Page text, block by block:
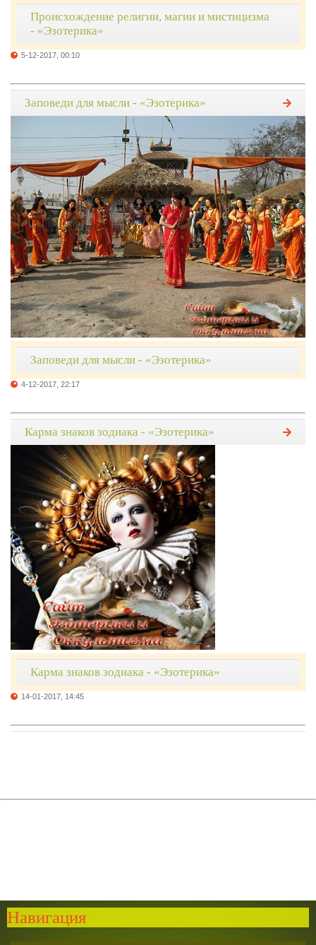
Происхождение религии, магии и мистицизма
- «Эзотерика»
5-12-2017, 00:10
Заповеди для мысли - «Эзотерика»
Заповеди для мысли - «Эзотерика»
4-12-2017, 22:17
Карма знаков зодиака - «Эзотерика»
Карма знаков зодиака - «Эзотерика»
14-01-2017, 14:45
Навигация